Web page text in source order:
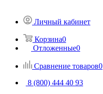
Личный кабинет
Корзина0
Отложенные0
Сравнение товаров0
8 (800) 444 40 93